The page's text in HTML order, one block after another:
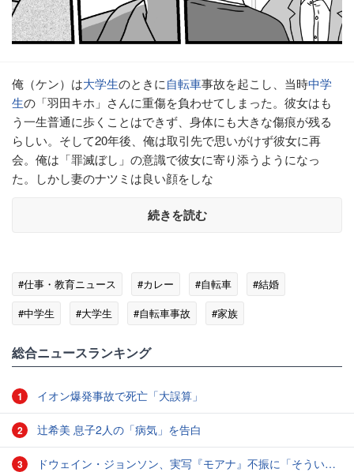
俺（ケン）は大学生のときに自転車事故を起こし、当時中学
生の「羽田キホ」さんに重傷を負わせてしまった。彼女はも
う一生普通に歩くことはできず、身体にも大きな傷痕が残る
らしい。そして20年後、俺は取引先で思いがけず彼女に再
会。俺は「罪滅ぼし」の意識で彼女に寄り添うようになっ
た。しかし妻のナツミは良い顔をしな
続きを読む
#仕事・教育ニュース #カレー #自転車
#結婚
#中学生
#大学生 #自転車事故 #家族
総合ニュースランキング
1 イオン爆発事故で死亡「大誤算」
2 辻希美 息子2人の「病気」を告白
3 ドウェイン・ジョンソン、実写『モアナ』不振に「そういうこともある」と本音